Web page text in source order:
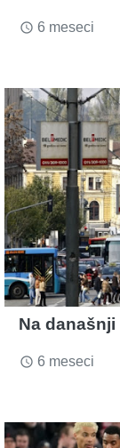
access_time 6 meseci
Na
access_time 6 meseci